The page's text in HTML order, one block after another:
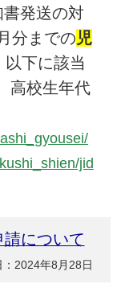
発送の対
分までの児
下に該当
高校生年代
jid
について
：2024年8月28日